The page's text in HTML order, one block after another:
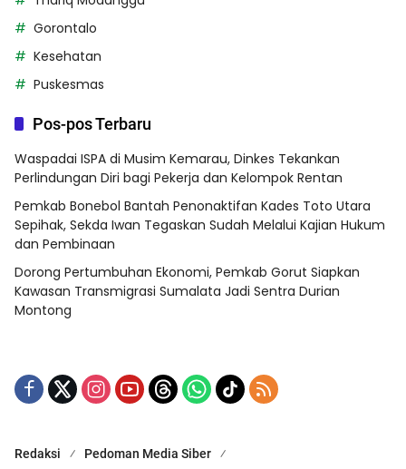
Gorontalo
Kesehatan
Puskesmas
Pos-pos Terbaru
Waspadai ISPA di Musim Kemarau, Dinkes Tekankan
Perlindungan Diri bagi Pekerja dan Kelompok Rentan
Pemkab Bonebol Bantah Penonaktifan Kades Toto Utara
Sepihak, Sekda Iwan Tegaskan Sudah Melalui Kajian Hukum
dan Pembinaan
Dorong Pertumbuhan Ekonomi, Pemkab Gorut Siapkan
Kawasan Transmigrasi Sumalata Jadi Sentra Durian
Montong
Redaksi
Pedoman Media Siber